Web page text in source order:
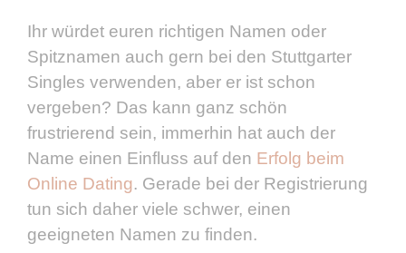
Ihr würdet euren richtigen Namen oder
Spitznamen auch gern bei den Stuttgarter
Singles verwenden, aber er ist schon
vergeben? Das kann ganz schön
frustrierend sein, immerhin hat auch der
Name einen Einfluss auf den Erfolg beim
Online Dating. Gerade bei der Registrierung
tun sich daher viele schwer, einen
geeigneten Namen zu finden.